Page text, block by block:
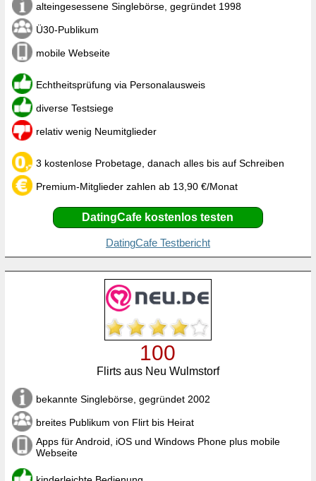
alteingesessene Singlebörse, gegründet 1998
Ü30-Publikum
mobile Webseite
Echtheitsprüfung via Personalausweis
diverse Testsiege
relativ wenig Neumitglieder
3 kostenlose Probetage, danach alles bis auf Schreiben
Premium-Mitglieder zahlen ab 13,90 €/Monat
DatingCafe kostenlos testen
DatingCafe Testbericht
100
Flirts aus Neu Wulmstorf
bekannte Singlebörse, gegründet 2002
breites Publikum von Flirt bis Heirat
Apps für Android, iOS und Windows Phone plus mobile
Webseite